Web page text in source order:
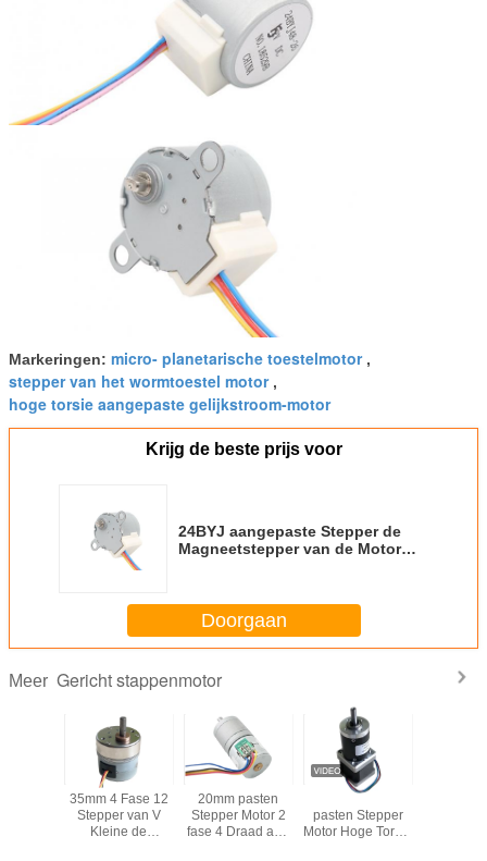
Markeringen: micro- planetarische toestelmotor,
stepper van het wormtoestel motor,
hoge torsie aangepaste gelijkstroom-motor
Krijg de beste prijs voor
24BYJ aangepaste Stepper de
Magneetstepper van de Motor
geluidssterkte
Doorgaan
Meer Gericht stappenmotor
35mm 4 Fase 12
Stepper van V
Kleine de
20mm pasten
Stepper Motor 2
fase 4 Draad aan
pasten Stepper
Motor Hoge Torsie